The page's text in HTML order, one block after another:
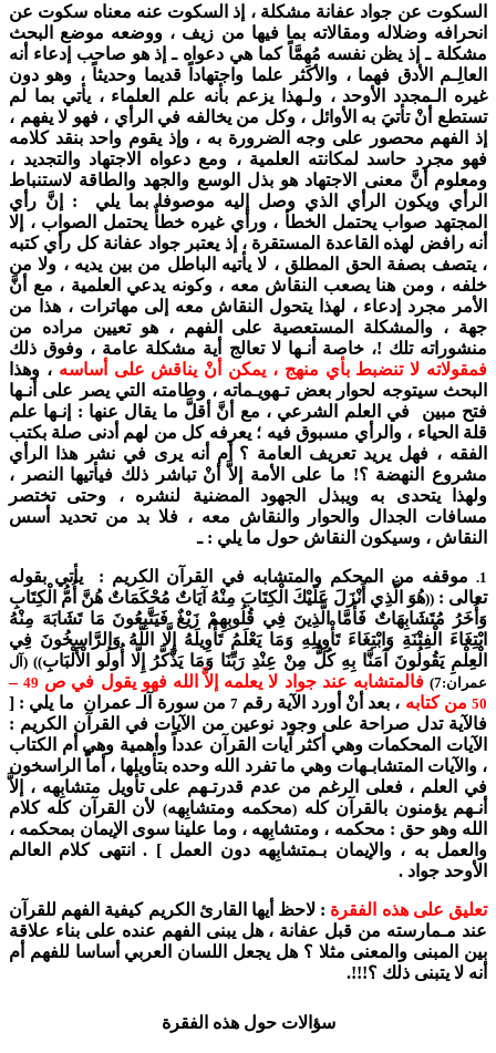
السكوت عن جواد عفانة مشكلة ، إذ السكوت عنه معناه سكوت عن
انحرافه وضلاله ومقالاته بما فيها من زيف ، ووضعه موضع البحث
مشكلة ـ إذ يظن نفسه مُهِمَّاً كما هي دعواه ـ إذ هو صاحب إدعاء أنه
العالِـم الأدق فهما ، والأكثر علما واجتهاداً قديما وحديثاً ، وهو دون
غيره الـمجدد الأوحد ، ولـهذا يزعم بأنه علم العلماء ، يأتي بما لم
تستطع أنْ تأتيَ به الأوائل ، وكل من يخالفه في الرأي ، فهو لا يفهم ،
إذ الفهم محصور على وجه الضرورة به ، وإذ يقوم واحد بنقد كلامه
فهو مجرد حاسد لمكانته العلمية ، ومع دعواه الاجتهاد والتجديد ،
ومعلوم أنَّ معنى الاجتهاد هو بذل الوسع والجهد والطاقة لاستنباط
الرأي ويكون الرأي الذي وصل إليه موصوفا بما يلي : إنَّ رأي
المجتهد صواب يحتمل الخطأ ، ورأي غيره خطأٌ يحتمل الصواب ، إلا
أنه رافض لهذه القاعدة المستقرة ، إذ يعتبر جواد عفانة كل رأي كتبه
، يتصف بصفة الحق المطلق ، لا يأتيه الباطل من بين يديه ، ولا من
خلفه ، ومن هنا يصعب النقاش معه ، وكونه يدعي العلمية ، مع أنَّ
الأمر مجرد إدعاء ، لهذا يتحول النقاش معه إلى مهاترات ، هذا من
جهة ، والمشكلة المستعصية على الفهم ، هو تعيين مراده من
منشوراته تلك !، خاصة أنـها لا تعالج أية مشكلة عامة ، وفوق ذلك
فمقولاته لا تنضبط بأي منهج ، يمكن أنْ يناقش على أساسه، وهذا
البحث سيتوجه لحوار بعض تـهويـماته ، وطامته التي يصر على أنـها
فتح مبين في العلم الشرعي ، مع أنَّ أقلَّ ما يقال عنها : إنـها علم
قلة الحياء ، والرأي مسبوق فيه ؛ يعرفه كل من لهم أدنى صلة بكتب
الفقه ، فهل يريد تعريف العامة ؟ أم أنه يرى في نشر هذا الرأي
مشروع النهضة ؟! ما على الأمة إلاَّ أنْ تباشر ذلك فيأتيها النصر ،
ولهذا يتحدى به ويبذل الجهود المضنية لنشره ، وحتى تختصر
مسافات الجدال والحوار والنقاش معه ، فلا بد من تحديد أسس
النقاش ، وسيكون النقاش حول ما يلي : ـ
1.
موقفه من المحكم والمتشابه في القرآن الكريم : يأتي بقوله
تعالى : ((هُوَ الَّذِي أَنْزَلَ عَلَيْكَ الْكِتَابَ مِنْهُ آيَاتٌ مُحْكَمَاتٌ هُنَّ أُمُّ الْكِتَابِ
وَأُخَرُ مُتَشَابِهَاتٌ فَأَمَّا الَّذِينَ فِي قُلُوبِهِمْ زَيْغٌ فَيَتَّبِعُونَ مَا تَشَابَهَ مِنْهُ
ابْتِغَاءَ الْفِتْنَةِ وَابْتِغَاءَ تَأْوِيلِهِ وَمَا يَعْلَمُ تَأْوِيلَهُ إِلَّا اللَّهُ وَالرَّاسِخُونَ فِي
الْعِلْمِ يَقُولُونَ آمَنَّا بِهِ كُلٌّ مِنْ عِنْدِ رَبِّنَا وَمَا يَذَّكَّرُ إِلَّا أُولُو الْأَلْبَابِ)) (آل
عمران:7)
فالمتشابه عند جواد لا يعلمه إلاَّ الله فهو يقول في ص 49
–
50من كتابه ، بعد أنْ أورد الآية رقم 7 من سورة آلـ عمران ما يلي : [
فالآية تدل صراحة على وجود نوعين من الآيات في القرآن الكريم :
الآيات المحكمات وهي أكثر آيات القرآن عدداً وأهمية وهي أم الكتاب
، والآيات المتشابـهات وهي ما تفرد الله وحده بتأويلها ، أماَّ الراسخون
في العلم ، فعلى الرغم من عدم قدرتـهم على تأويل متشابِهه ، إلاَّ
أنـهم يؤمنون بالقرآن كله (محكمه ومتشابِهه) لأن القرآن كله كلام
الله وهو حق : محكمه ، ومتشابِهه ، وما علينا سوى الإيمان بمحكمه ،
والعمل به ، والإيمان بـمتشابِهه دون العمل ] . انتهى كلام العالم
الأوحد جواد .
تعليق على هذه الفقرة : لاحظ أيها القارئ الكريم كيفية الفهم للقرآن
عند مـمارسته من قبل عفانة ، هل يبنى الفهم عنده على بناء علاقة
بين المبنى والمعنى مثلا ؟ هل يجعل اللسان العربي أساسا للفهم أم
أنه لا يتبنى ذلك ؟!!!.
سؤالات حول هذه الفقرة